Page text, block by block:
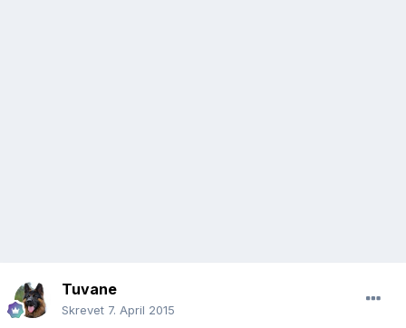
Tuvane
Skrevet 7. April 2015